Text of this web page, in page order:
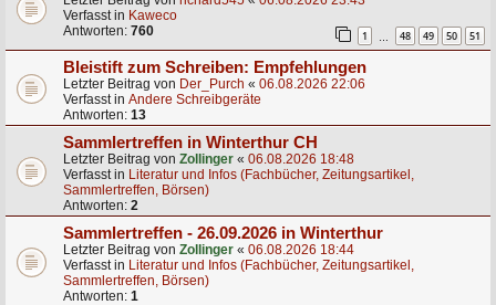
Verfasst in Kaweco
Antworten: 760 1 48 49 50 51
Bleistift zum Schreiben: Empfehlungen
Letzter Beitrag von Der_Purch « 06.08.2026 22:06
Verfasst in Andere Schreibgeräte
Antworten: 13
Sammlertreffen in Winterthur CH
Letzter Beitrag von Zollinger « 06.08.2026 18:48
Verfasst in Literatur und Infos (Fachbücher, Zeitungsartikel,
Sammlertreffen, Börsen)
Antworten: 2
Sammlertreffen - 26.09.2026 in Winterthur
Letzter Beitrag von Zollinger « 06.08.2026 18:44
Verfasst in Literatur und Infos (Fachbücher, Zeitungsartikel,
Sammlertreffen, Börsen)
Antworten: 1